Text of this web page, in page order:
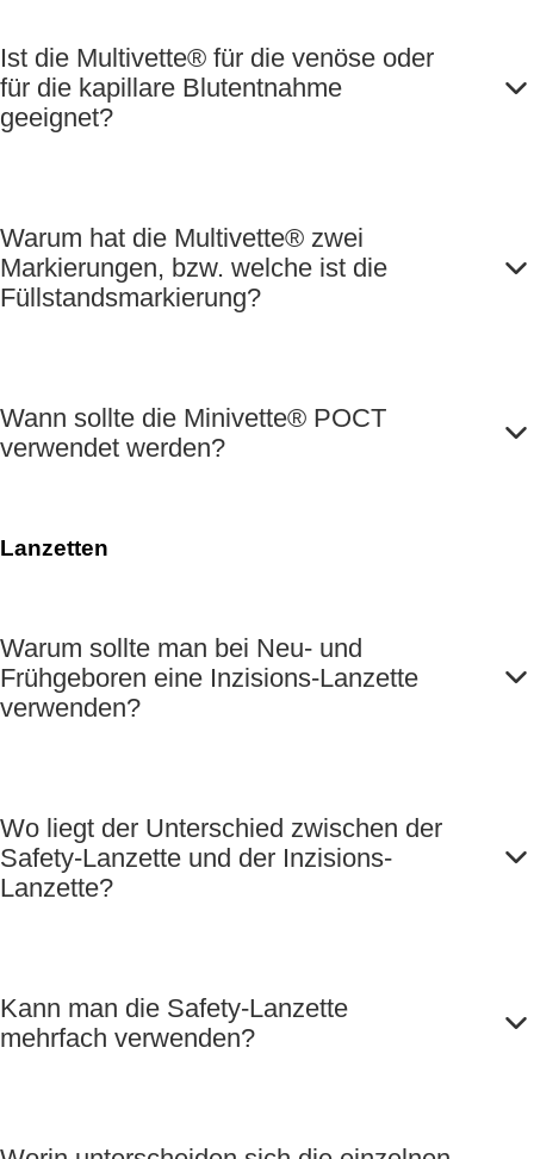
Ist die Multivette® für die venöse oder
für die kapillare Blutentnahme
geeignet?
Warum hat die Multivette® zwei
Markierungen, bzw. welche ist die
Füllstandsmarkierung?
Wann sollte die Minivette® POCT
verwendet werden?
Lanzetten
Warum sollte man bei Neu- und
Frühgeboren eine Inzisions-Lanzette
verwenden?
Wo liegt der Unterschied zwischen der
Safety-Lanzette und der Inzisions-
Lanzette?
Kann man die Safety-Lanzette
mehrfach verwenden?